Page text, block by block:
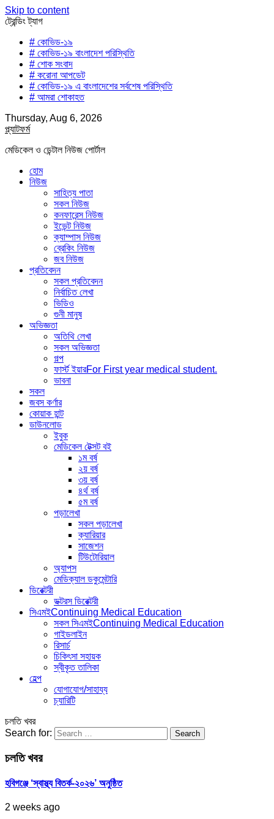
Skip to content
ট্রেন্ডিং ট্যাগ
# কোভিড-১৯
# কোভিড-১৯ বাংলাদেশ পরিস্থিতি
# শোক সংবাদ
# করোনা আপডেট
# কোভিড-১৯ এ বাংলাদেশের সর্বশেষ পরিস্থিতি
# আমরা শোকাহত
Thursday, Aug 6, 2026
প্ল্যাটফর্ম
মেডিকেল ও ডেন্টাল নিউজ পোর্টাল
হোম
নিউজ
সাহিত্য পাতা
সকল নিউজ
কনফারেন্স নিউজ
ইভেন্ট নিউজ
ক্যাম্পাস নিউজ
ব্রেকিং নিউজ
জব নিউজ
প্রতিবেদন
সকল প্রতিবেদন
নির্বাচিত লেখা
ভিডিও
গুনী মানুষ
অভিজ্ঞতা
অতিথি লেখা
সকল অভিজ্ঞতা
গল্প
ফার্স্ট ইয়ারFor First year medical student.
ভাবনা
সকল
জবস কর্ণার
কোয়াক হান্ট
ডাউনলোড
ইবুক
মেডিকেল টেক্সট বই
১ম বর্ষ
২য় বর্ষ
৩য় বর্ষ
৪র্থ বর্ষ
৫ম বর্ষ
পড়ালেখা
সকল পড়ালেখা
ক্যারিয়ার
সাজেশন
টিউটোরিয়াল
অ্যাপস
মেডিক্যাল ডকুমেন্টারি
ডিরেক্টরী
ডক্টরস ডিরেক্টরী
সিএমইContinuing Medical Education
সকল সিএমইContinuing Medical Education
গাইডলাইন
রিসার্চ
চিকিৎসা সহায়ক
স্বীকৃত তালিকা
হেল্প
যোগাযোগ/সাহায্য
চ্যারিটি
চলতি খবর
Search for:
চলতি খবর
হবিগঞ্জে ‘স্বাস্থ্য বিতর্ক-২০২৬’ অনুষ্ঠিত
2 weeks ago